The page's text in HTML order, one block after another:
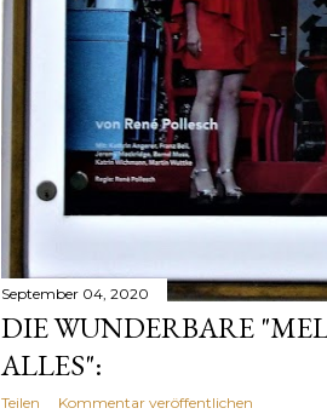
September 04, 2020
DIE WUNDERBARE
ALLES":
Teilen Kommentar veröffentlichen